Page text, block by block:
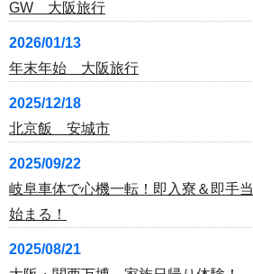
GW 大阪旅行
2026/01/13
年末年始 大阪旅行
2025/12/18
北京飯 安城市
2025/09/22
岐阜車体で心機一転！即入寮＆即手
始まる！
2025/08/21